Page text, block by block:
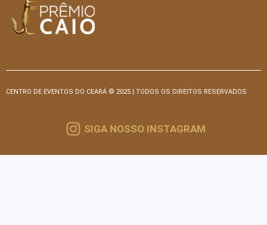
CENTRO DE EVENTOS DO CEARÁ © 2025 | TODOS OS DIREITOS RESERVADOS
SIGA NOSSO INSTAGRAM